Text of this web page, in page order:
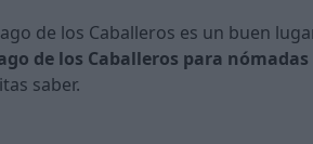
de los Caballeros es un buen
de los Caballeros para
saber.